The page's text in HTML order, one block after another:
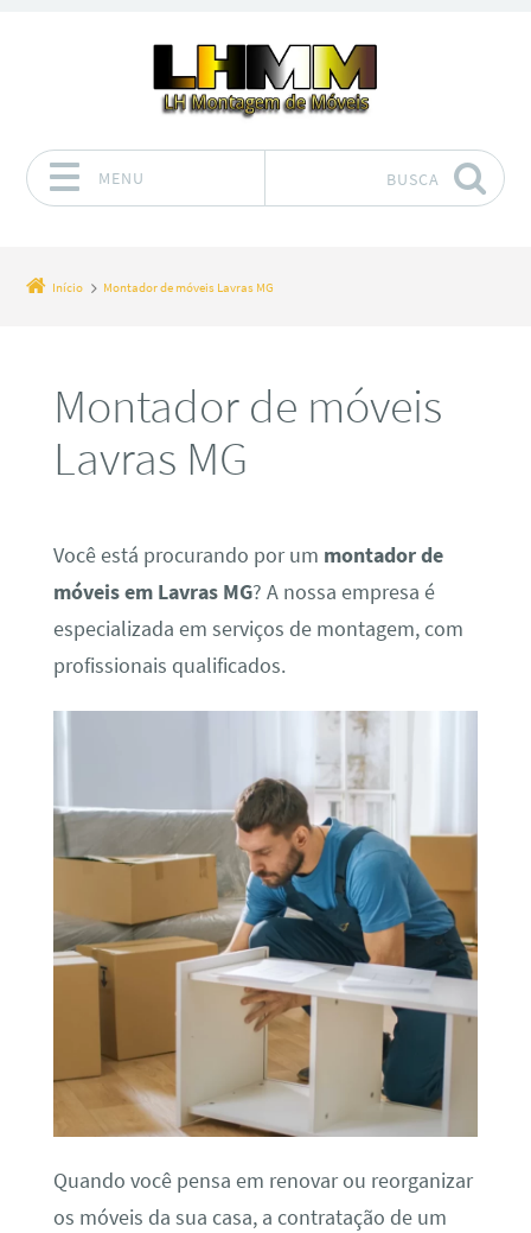
MENU BUSCA
Início Montador de móveis Lavras MG
Montador de móveis
Lavras MG
Você está procurando por um montador de
móveis em Lavras MG? A nossa empresa é
especializada em serviços de montagem, com
profissionais qualificados.
Quando você pensa em renovar ou reorganizar
os móveis da sua casa, a contratação de um